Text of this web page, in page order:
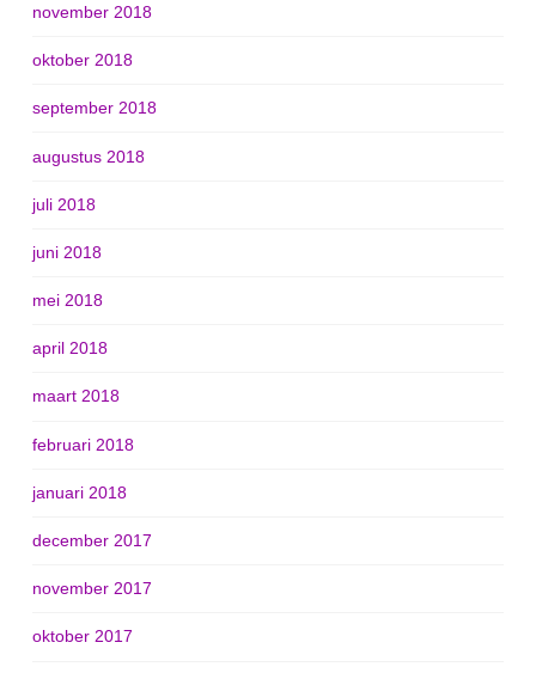
november 2018
oktober 2018
september 2018
augustus 2018
juli 2018
juni 2018
mei 2018
april 2018
maart 2018
februari 2018
januari 2018
december 2017
november 2017
oktober 2017